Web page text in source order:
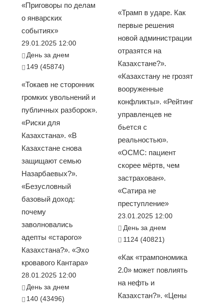
«Приговоры по делам
о январских
событиях»
29.01.2025 12:00
День за днем
149 (45874)
«Токаев не сторонник
громких увольнений и
публичных разборок».
«Риски для
Казахстана». «В
Казахстане снова
защищают семью
Назарбаевых?».
«Безусловный
базовый доход:
почему
заволновались
адепты «старого»
Казахстана?». «Эхо
кровавого Кантара»
28.01.2025 12:00
День за днем
140 (43496)
«Трамп в ударе. Как
первые решения
новой администрации
отразятся на
Казахстане?».
«Казахстану не грозят
вооруженные
конфликты». «Рейтинг
управленцев не
бьется с
реальностью».
«ОСМС: пациент
скорее мёртв, чем
застрахован».
«Сатира не
преступление»
23.01.2025 12:00
День за днем
1124 (40821)
«Как «трампономика
2.0» может повлиять
на нефть и
Казахстан?». «Цены